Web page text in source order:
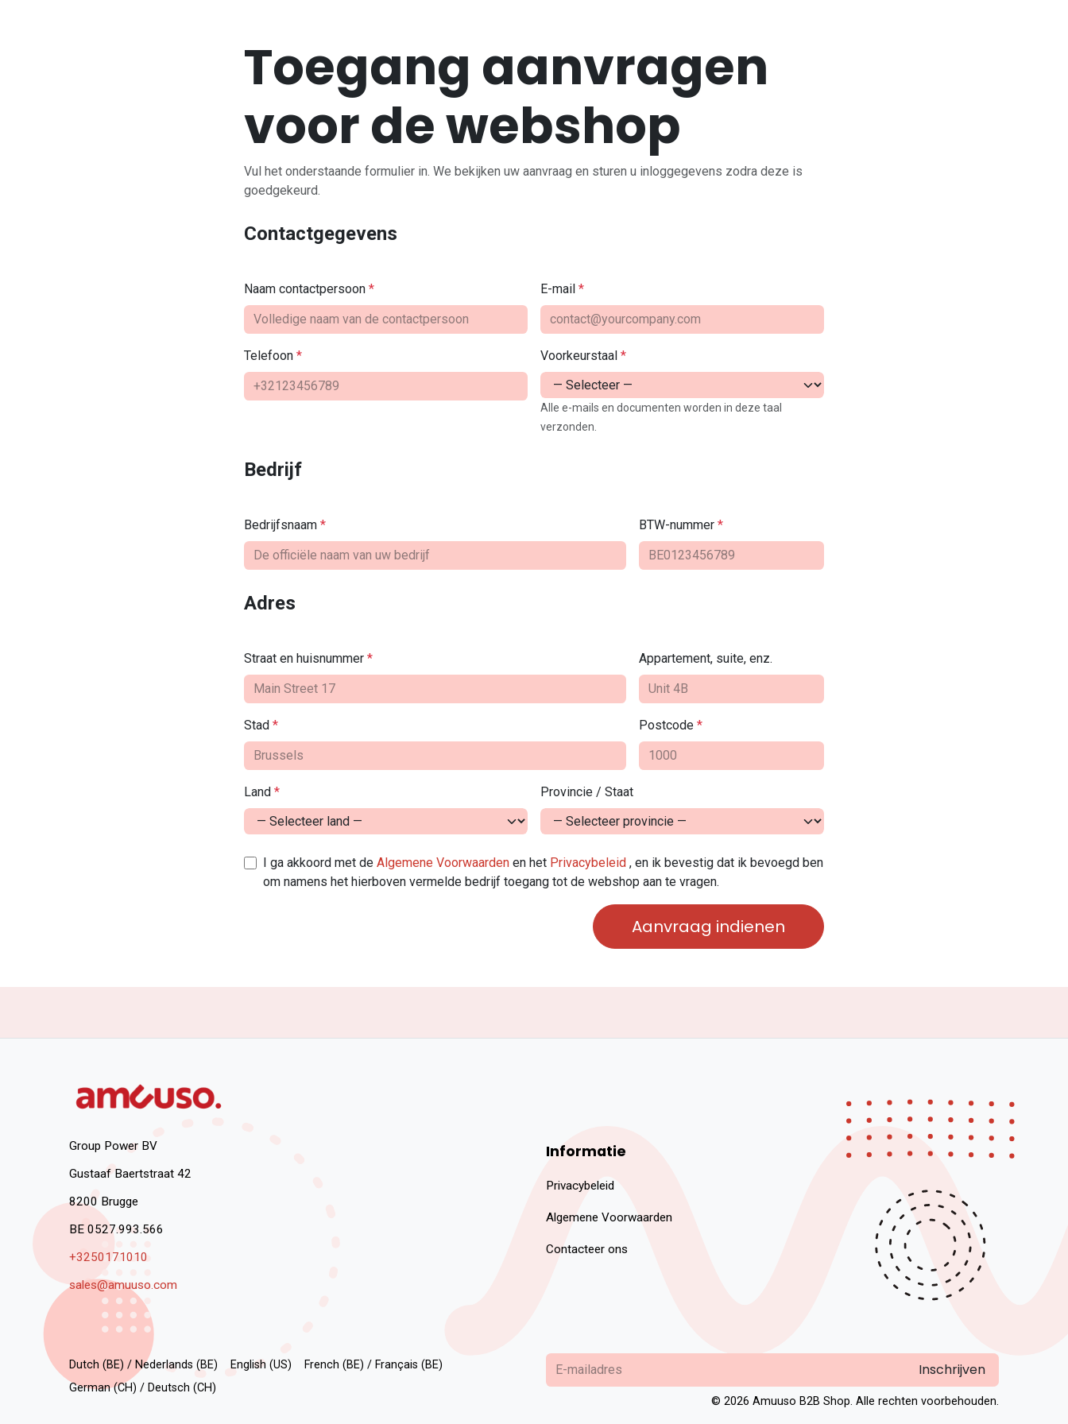
Toegang aanvragen
voor de webshop
Vul het onderstaande formulier in. We bekijken uw aanvraag en sturen u inloggegevens zodra deze is
goedgekeurd.
Contactgegevens
Naam contactpersoon * E-mail *
Telefoon * Voorkeurstaal *
Alle e-mails en documenten worden in deze taal
verzonden.
Bedrijf
Bedrijfsnaam * BTW-nummer*
Adres
Straat en huisnummer * Appartement, suite, enz.
Stad * Postcode*
Land * Provincie / Staat
I ga akkoord met de Algemene Voorwaarden en het Privacybeleid , en ik bevestig dat ik bevoegd ben
om namens het hierboven vermelde bedrijf toegang tot de webshop aan te vragen.
Aanvraag indienen
Group Power BV
Gustaaf Baertstraat 42
8200 Brugge
BE 0527.993.566
+3250171010
sales@amuuso.com
Informatie
Privacybeleid
Algemene Voorwaarden
Contacteer ons
Dutch (BE) / Nederlands (BE) English (US)
French (BE) / Français (BE)
German (CH) / Deutsch (CH)
Inschrijven
© 2026 Amuuso B2B Shop. Alle rechten voorbehouden.